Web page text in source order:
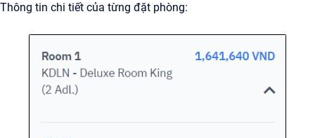
Thông tin chi tiết của từng đặt phòng: